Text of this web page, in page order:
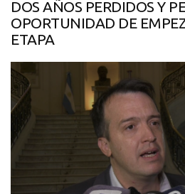
DOS AÑOS PERDIDOS Y
OPORTUNIDAD DE
ETAPA